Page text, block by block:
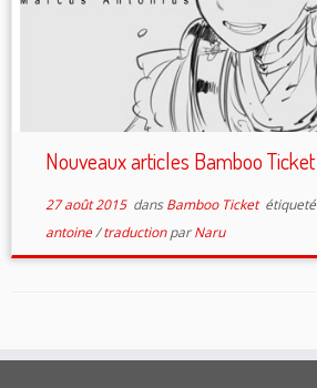
Nouveaux articles Bamboo Ticket
27 août 2015dansBamboo Ticket étiqueté
antoine/traductionparNaru